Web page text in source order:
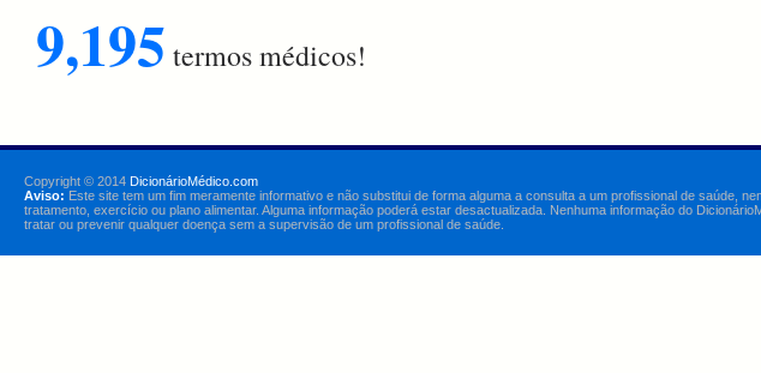
9,195 termos médicos!
Copyright © 2014 DicionárioMédico.com
Aviso: Este site tem um fim meramente informativo e não substitui de forma alguma a consulta a um profissional de saúde,
tratamento, exercício ou plano alimentar. Alguma informação poderá estar desactualizada. Nenhuma informação do
tratar ou prevenir qualquer doença sem a supervisão de um profissional de saúde.